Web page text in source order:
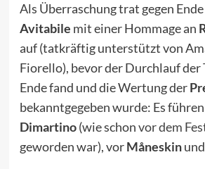
Als Überraschung trat gegen
Avitabile mit einer Hommage an
auf (tatkräftig unterstützt von
Fiorello), bevor der Durchlauf der
Ende fand und die Wertung der
bekanntgegeben wurde: Es führen
Dimartino(wie schonvor dem
geworden war), vorMåneskinund